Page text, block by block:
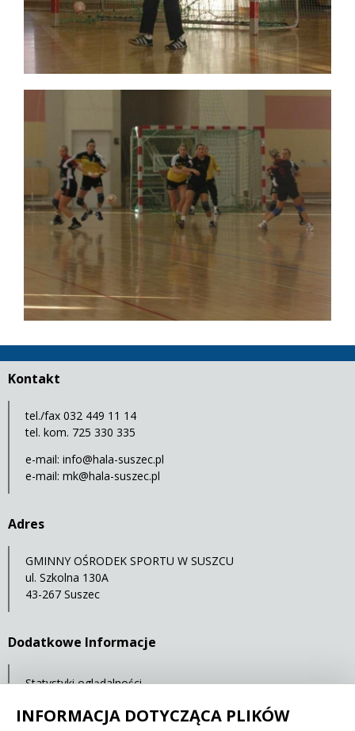
Kontakt
tel./fax 032 449 11 14
tel. kom. 725 330 335
e-mail: info@hala-suszec.pl
e-mail: mk@hala-suszec.pl
Adres
GMINNY OŚRODEK SPORTU W SUSZCU
ul. Szkolna 130A
43-267 Suszec
Dodatkowe Informacje
Statystyki oglądalności
INFORMACJA DOTYCZĄCA PLIKÓW